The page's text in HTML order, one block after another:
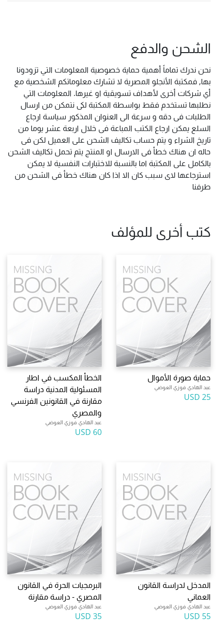
الشحن والدفع
نحن ندرك تماماً أهمية حماية خصوصية المعلومات التي تزودونا
بها, فمكتبة الأنجلو المصرية لا تشارك معلوماتكم الشخصية مع
أي شركات أخرى لأهداف تسويقية او غيرها. المعلومات التي
نطلبها تستخدم فقط بواسطة المكتبة لكى نتمكن من ارسال
الطلبات فى دقه و سرعة الى العنوان المذكور سياسة ارجاع
السلع يمكن ارجاع الكتب المباعة فى خلال اربعة عشر يوما من
تاريخ الشراء و يتم حساب تكاليف الشحن على العميل لكن فى
حاله ان هناك خطأ فى الارسال او المنتج يتم تحمل تكاليف الشحن
بالكامل على المكتبة اما بالنسبة للاختبارات النفسية لا يمكن
استرجاعها لاى سبب كان الا اذا كان هناك خطأ فى الشحن من
طرفنا
كتب أخرى للمؤلف
حماية صورة الأموال
عبد الهادي فوزي العوضي
25 USD
الخطأ المكسب في اطار
المسئولية المدنية دراسة
مقارنة في القانونين الفرنسي
والمصري
عبد الهادي فوزي العوضي
60 USD
المدخل لدراسة القانون
العماني
عبد الهادي فوزي العوضي
55 USD
البرمجيات الحرة في القانون
المصري - دراسة مقارنة
عبد الهادي فوزي العوضي
35 USD